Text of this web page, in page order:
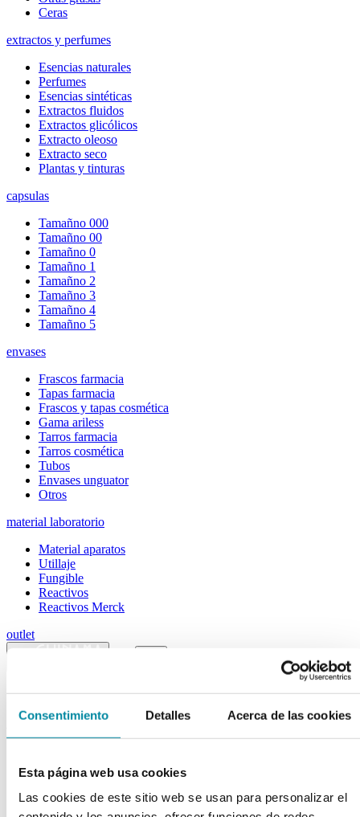
Consentimiento Detalles Acerca de las cookies
Esta página web usa cookies
Las cookies de este sitio web se usan para personalizar el
Ceras
extractos y perfumes
Esencias naturales
Perfumes
Esencias sintéticas
Extractos fluidos
Extractos glicólicos
Extracto oleoso
Extracto seco
Plantas y tinturas
capsulas
Tamañno 000
Tamañno 00
Tamañno 0
Tamañno 1
Tamañno 2
Tamañno 3
Tamañno 4
Tamañno 5
envases
Frascos farmacia
Tapas farmacia
Frascos y tapas cosmética
Gama ariless
Tarros farmacia
Tarros cosmética
Tubos
Envases unguator
Otros
material laboratorio
Material aparatos
Utillaje
Fungible
Reactivos
Reactivos Merck
outlet
Actualmente se encuentra en:
VASO 5000ml C/ASA POLIPROPILENO
arrow_backFicha de producto